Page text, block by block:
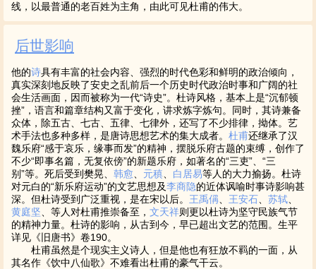
线，以最普通的老百姓为主角，由此可见杜甫的伟大。
后世影响
他的诗具有丰富的社会内容、强烈的时代色彩和鲜明的政治倾向，
真实深刻地反映了安史之乱前后一个历史时代政治时事和广阔的社
会生活画面，因而被称为一代“诗史”。杜诗风格，基本上是“沉郁顿
挫”，语言和篇章结构又富于变化，讲求炼字炼句。同时，其诗兼备
众体，除五古、七古、五律、七律外，还写了不少排律，拗体。艺
术手法也多种多样，是唐诗思想艺术的集大成者。 杜甫还继承了汉
魏乐府“感于哀乐，缘事而发”的精神，摆脱乐府古题的束缚，创作了
不少“即事名篇，无复依傍”的新题乐府，如著名的“三吏”、“三
别”等。死后受到樊晃、 韩愈 元稹 白居易等人的大力揄扬。杜诗
对元白的“新乐府运动”的文艺思想及李商隐的近体讽喻时事诗影响甚
深。但杜诗受到广泛重视，是在宋以后。 王禹偁 王安石 苏轼
黄庭坚 、等人对杜甫推崇备至， 文天祥则更以杜诗为坚守民族气节
的精神力量。杜诗的影响，从古到今，早已超出文艺的范围。生平
详见《旧唐书》卷190。
杜甫虽然是个现实主义诗人，但是他也有狂放不羁的一面，从
其名作《饮中八仙歌》不难看出杜甫的豪气干云。